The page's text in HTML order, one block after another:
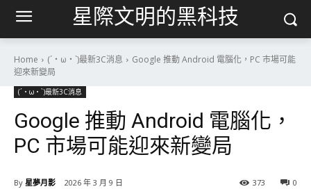
星際文明的黑科技
Home (´・ω・`)最新3C消息
Google 推動 Android 電腦化，PC 市場可能
迎來新變局
(´・ω・`)最新3C消息
Google 推動 Android 電腦化，
PC 市場可能迎來新變局
By 星夢月影 2026 年 3 月 9 日 0
373